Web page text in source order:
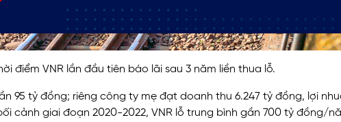
điểm VNR lần đầu tiên báo lãi sau 3 năm liền thua lỗ.
95 tỷ đồng; riêng công ty mẹ đạt doanh thu 6.247 tỷ đồng, lợi
cảnh giai đoạn 2020-2022, VNR lỗ trung bình gần 700 tỷ đồng/